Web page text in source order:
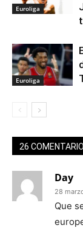
Euroliga
Euroliga
26
Day
28
Que